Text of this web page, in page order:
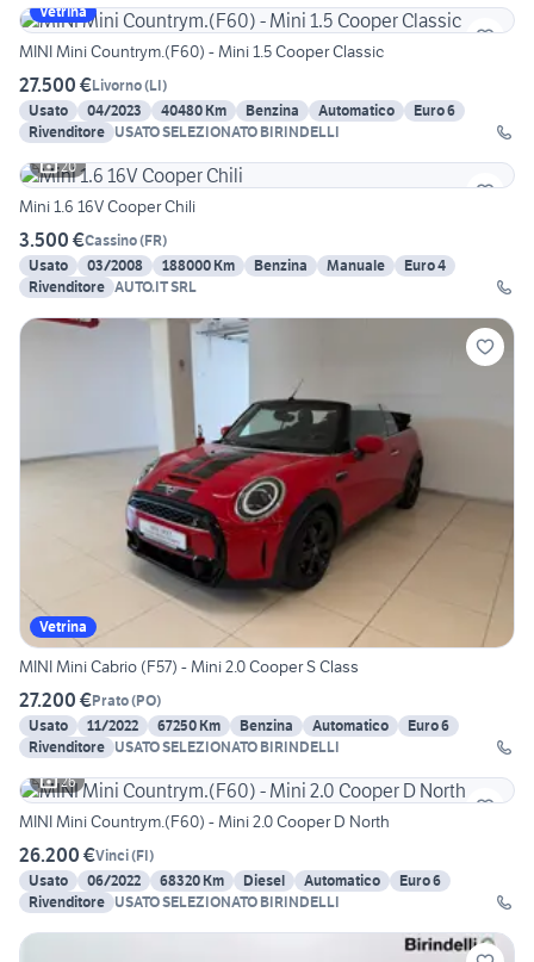
Vetrina
MINI Mini Countrym.(F60) - Mini 1.5 Cooper Classic
27.500 €Livorno(LI)
Usato
04/2023 40480 Km Benzina Automatico
Euro 6
Rivenditore USATO SELEZIONATO BIRINDELLI
20
Mini 1.6 16V Cooper Chili
3.500 €Cassino(FR)
Usato
03/2008 188000 Km Benzina Manuale
Euro 4
Rivenditore AUTO.IT SRL
Vetrina
MINI Mini Cabrio (F57) - Mini 2.0 Cooper S Class
27.200 €Prato(PO)
Usato
11/2022 67250 Km Benzina Automatico
Euro 6
Rivenditore USATO SELEZIONATO BIRINDELLI
26
MINI Mini Countrym.(F60) - Mini 2.0 Cooper D North
26.200 €Vinci(FI)
Usato
06/2022 68320 Km Diesel Automatico
Euro 6
Rivenditore USATO SELEZIONATO BIRINDELLI